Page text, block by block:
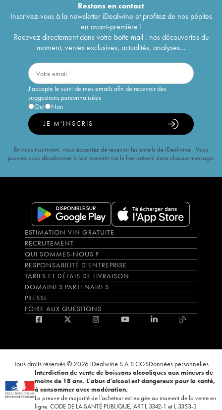
Restons encontact
Inscrivez-vous à la newsletter iDealwine et profitez de nos pépites
en avant-première !
Recevez directement dans votre boîte mail : nos découvertes du
moment, ventes exclusives, actualités, analyses...
J'accepte le suivi de mes emails afin de recevoir des
suggestions personnalisées
Oui
Non
JE M'INSCRIS
En vous inscrivant, vous acceptez de recevoir les emails de iDealwine. Vous
pouvez vous désabonner à tout moment via le lien présent dans chaque message.
ESTIMATION VIN GRATUITE
RECRUTEMENT
QUI SOMMES-NOUS ?
RESPONSABILITÉ D'ENTREPRISE
TARIFS ET DÉLAIS DE LIVRAISON
DOMAINES PARTENAIRES
PRESSE
FOIRE AUX QUESTIONS
Tous droits réservés © 2026 iDealwine S.A.S.CGSDonnées personnelles
Interdiction de vente de boissons alcooliques aux mineurs de
moins de 18 ans. L'abus d'alcool est dangereux pour la santé,
à consommer avec modération.
La preuve de majorité de l'acheteur est exigée au moment de la vente en
ligne. CODE DE LA SANTÉ PUBLIQUE, ART.L.3342-1 et L.3353-3